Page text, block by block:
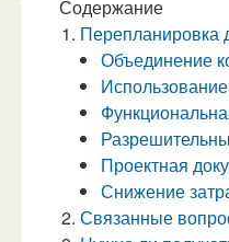
Содержание
Перепланировка
Объединение
Проектная
Снижение
Связанные